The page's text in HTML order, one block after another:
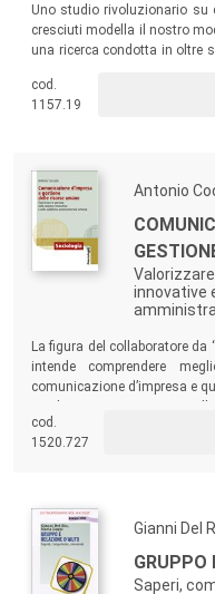
Uno studio rivoluzionario
cresciuti modella il nostro
una ricerca condotta in oltre
cooperazione.
cod.
1157.19
Antonio
innovative
La figura del collaboratore da
intende comprendere
comunicazione d’impresa e
cod.
1520.727
Gianni Del
GRUPPO
Saperi,